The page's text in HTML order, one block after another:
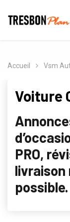
Accueil Vsm
Voiture
PRO,
livraison
possible.